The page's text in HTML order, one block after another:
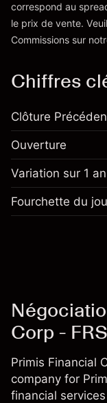
Vers la
correspond au
le prix de vente.
Commissions sur
Chiffres
Clôture
Ouverture
Variation sur 1 an
Fourchette du
Corp -
Primis Financial
company for
financial